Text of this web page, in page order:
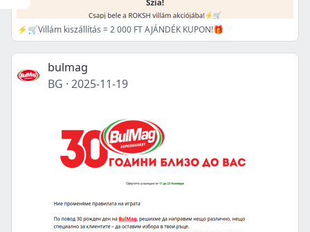
⚡🛒Villám kiszállítás = 2 000 FT AJÁNDÉK KUPON!🎁
bulmag
BG · 2025-11-19